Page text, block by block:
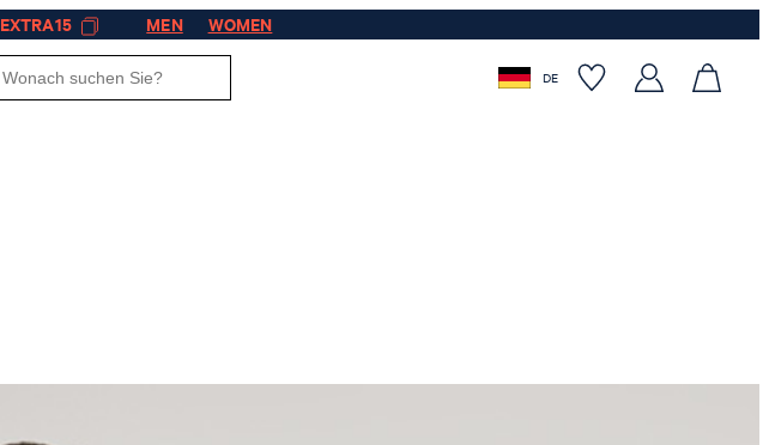
EXTRA15 MEN WOMEN
DE